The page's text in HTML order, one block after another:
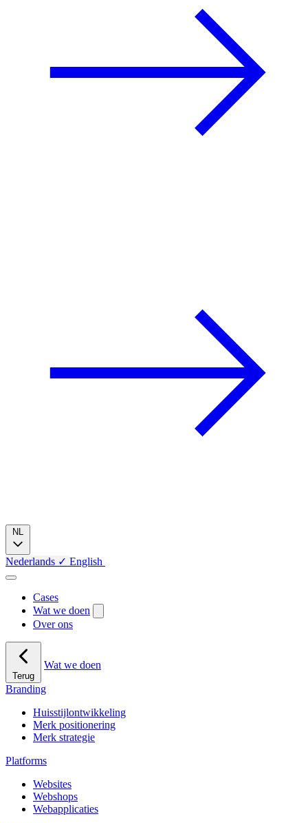
NL
Nederlands ✓ English
Cases
Wat we doen
Over ons
Terug
Wat we doen
Branding
Huisstijlontwikkeling
Merk positionering
Merk strategie
Platforms
Websites
Webshops
Webapplicaties